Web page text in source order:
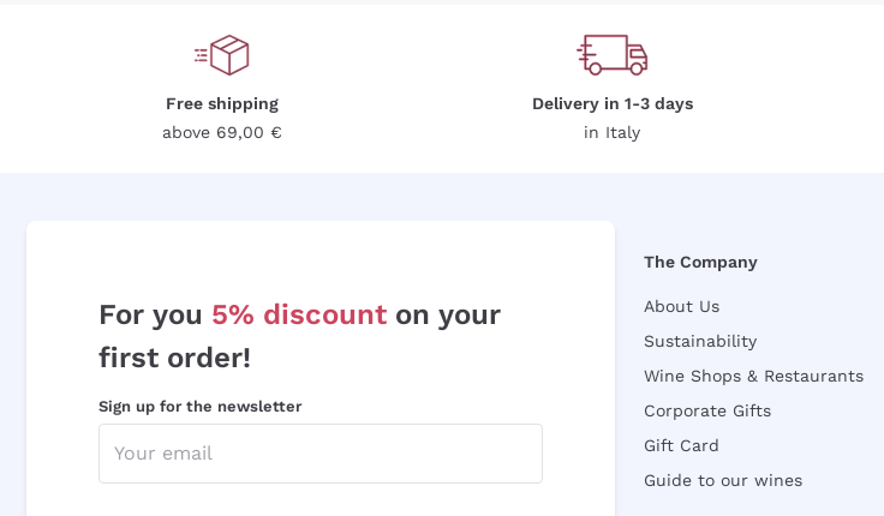
Free shipping
above 69,00 €
Delivery in 1-3 days
in Italy
For you 5% discount on your
first order!
Sign up for the newsletter
The Company
About Us
Sustainability
Wine Shops & Restaurants
Corporate Gifts
Gift Card
Guide to our wines